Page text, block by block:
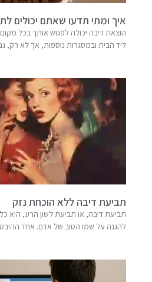
איך ומתי תדעו שאתם יכולים
הוצאת דיבה יכולה לפגוש אותך בכל
ליד הבית ובמסגרות נוספות, אך לא רק,
תביעת דיבה ללא הוכחת נזק
תביעת דיבה, או תביעת לשון הרע, היא
להגנה על שמו הטוב של אדם. אחד